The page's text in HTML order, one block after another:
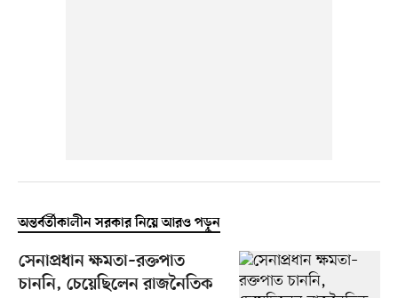
অন্তর্বর্তীকালীন সরকার নিয়ে আরও পড়ুন
সেনাপ্রধান ক্ষমতা–রক্তপাত
চাননি, চেয়েছিলেন রাজনৈতিক